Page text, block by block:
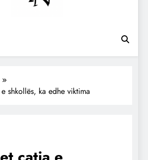
shkollës, ka edhe viktima